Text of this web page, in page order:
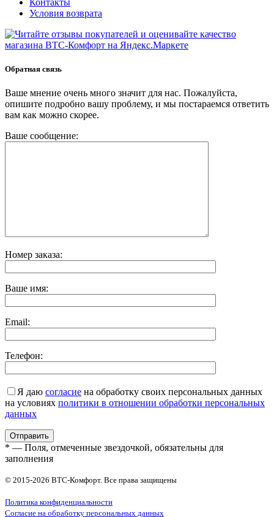
Условия возврата
Обратная связь
Ваше мнение очень много значит для нас. Пожалуйста,
опишите подробно вашу проблему, и мы постараемся ответить
вам как можно скорее.
Ваше сообщение:
Номер заказа:
Ваше имя:
Email:
Телефон:
Я даю согласие на обработку своих персональных данных
на условиях политики в отношении обработки персональных
данных
* — Поля, отмеченные звездочкой, обязательны для
заполнения
© 2015-2026 ВТС-Комфорт. Все права защищены
Политика конфиденциальности
Согласие на обработку персональных данных